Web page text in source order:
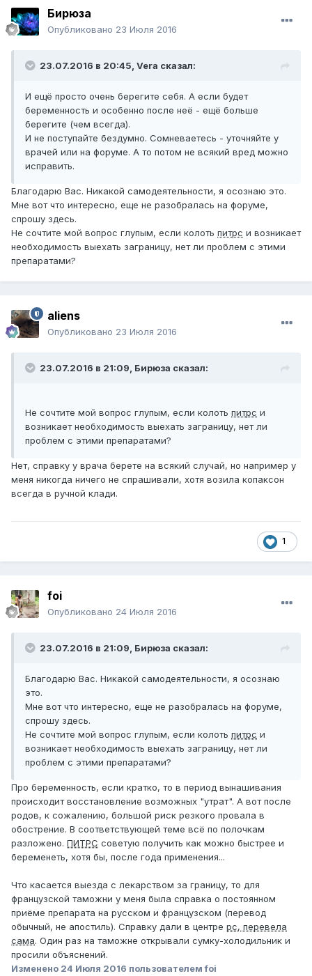
колоть
время... Я колю у меня все гут, подруга не колит и не
колола... У нее все гут... Говорю же все очень
ставить сосудистые препараты в осенне-весенний
период.,, капельницы...я пользуюсь: Церобралезин,
Чаванпраш, но это уже биодобавки, но их имеет смысл
пить... Удачи и не переживайте))) сРС
вполне можно
дружить)))
Бирюза
Опубликовано 23 Июля 2016
23.07.2016 в 20:45, Vera сказал:
И ещё просто очень берегите себя. А если будет
беременность и особенно после неё - ещё больше
берегите (чем всегда).
И не поступайте бездумно. Сомневаетесь - уточняйте у
врачей или на форуме. А то потом не всякий вред можно
исправить.
Благодарю Вас. Никакой самодеятельности, я осознаю это.
Мне вот что интересно, еще не разобралась на форуме,
спрошу здесь.
Не сочтите мой вопрос глупым, если колоть питрс и возникает
необходимость выехать заграницу, нет ли проблем с этими
препаратами?
aliens
Опубликовано 23 Июля 2016
23.07.2016 в 21:09, Бирюза сказал:
Не сочтите мой вопрос глупым, если колоть питрс и
возникает необходимость выехать заграницу, нет ли
проблем с этими препаратами?
Нет, справку у врача берете на всякий случай, но например у
меня никогда ничего не спрашивали, хотя возила копаксон
всегда в ручной клади.
1
foi
Опубликовано 24 Июля 2016
23.07.2016 в 21:09, Бирюза сказал:
Благодарю Вас. Никакой самодеятельности, я осознаю
это.
Мне вот что интересно, еще не разобралась на форуме,
спрошу здесь.
Не сочтите мой вопрос глупым, если колоть питрс и
возникает необходимость выехать заграницу, нет ли
проблем с этими препаратами?
Про беременность, если кратко, то в период вынашивания
происходит восстановление возможных "утрат". А вот после
родов, к сожалению, большой риск резкого провала в
обострение. В соответствующей теме всё по полочкам
разложено. ПИТРС советую получить как можно быстрее и
беременеть, хотя бы, после года применения...
Что касается выезда с лекарством за границу, то для
французской таможни у меня была справка о постоянном
приёме препарата на русском и французском (перевод
обычный, не апостиль). Справку дали в центре рс, перевела
сама. Один раз на таможне открывали сумку-холодильник и
просили объяснений.
Изменено 24 Июля 2016 пользователем foi